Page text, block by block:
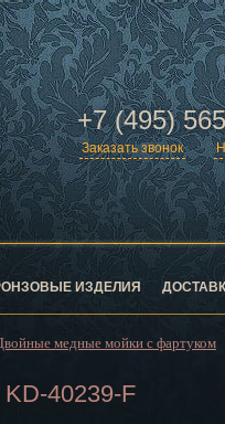
+7 (495)
Заказать звонок
ИЗДЕЛИЯ
медные мойки с фартуком
40239-F